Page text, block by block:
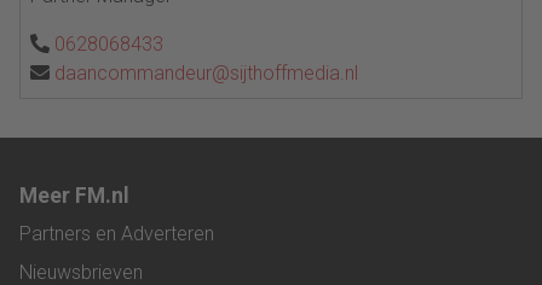
0628068433
daancommandeur@sijthoffmedia.nl
Meer FM.nl
Partners en Adverteren
Nieuwsbrieven